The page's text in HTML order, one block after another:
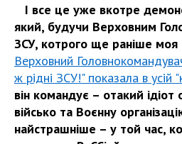
І все це уже вкотре
який, будучи Верховним
ЗСУ, котрого ще раніше моя
Верховний
ж рідні ЗСУ!" показала в усій
він командує – отакий ідіот
військо та Воєнну
найстрашніше – у той час,